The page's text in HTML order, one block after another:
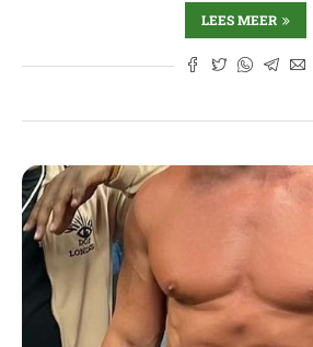
LEES MEER